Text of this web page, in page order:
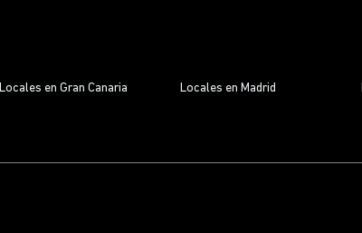
Locales en Gran Canaria Locales en Madrid